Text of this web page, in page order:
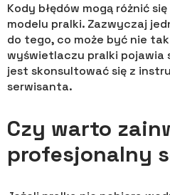
Kody błędów mogą różnić
modelu pralki. Zazwyczaj
do tego, co może być nie
wyświetlaczu pralki pojawia
jest skonsultować się z
serwisanta.
Czy warto
profesjonalny